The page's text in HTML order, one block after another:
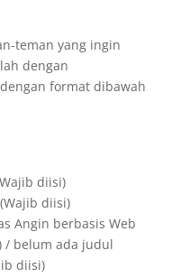
teman yang ingin
dengan
dengan format dibawah
diisi)
diisi)
Angin berbasis Web
/ belum ada judul
diisi)